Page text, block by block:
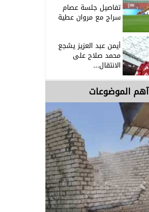
تفاصيل جلسة عصام
سراج مع مروان عطية
أيمن عبد العزيز يشجع
محمد صلاح على
الانتقال...
آهم الموضوعات